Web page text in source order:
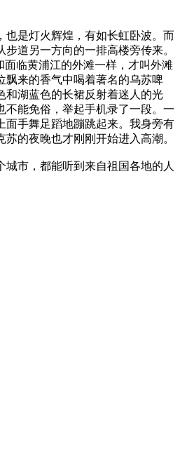
也是灯火辉煌，有如长虹卧波。而
道另一方向的一排高楼旁传来。
临黄浦江的外滩一样，才叫外滩
飘来的香气中喝着著名的乌苏啤
和湖蓝色的长裙反射着迷人的光
能免俗，举起手机录了一段。一
面手舞足蹈地蹦跳起来。我身旁有
的夜晚也才刚刚开始进入高潮。
市，都能听到来自祖国各地的人